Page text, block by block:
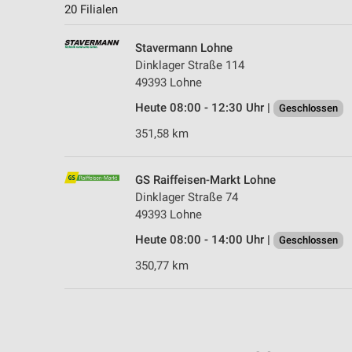
20 Filialen
Stavermann Lohne
Dinklager Straße 114
49393 Lohne
Heute 08:00 - 12:30 Uhr |
Geschlossen
351,58 km
GS Raiffeisen-Markt Lohne
Dinklager Straße 74
49393 Lohne
Heute 08:00 - 14:00 Uhr |
Geschlossen
350,77 km